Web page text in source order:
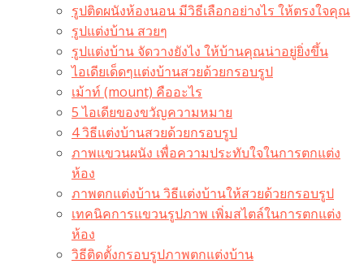
รูปติดผนังห้องนอน มีวิธีเลือกอย่างไร ให้ตรงใจคุณ
รูปแต่งบ้าน สวยๆ
รูปแต่งบ้าน จัดวางยังไง ให้บ้านคุณน่าอยู่ยิ่งขึ้น
ไอเดียเด็ดๆแต่งบ้านสวยด้วยกรอบรูป
เม้าท์ (mount) คืออะไร​
5 ไอเดียของขวัญความหมาย
4 วิธีแต่งบ้านสวยด้วยกรอบรูป
ภาพแขวนผนัง เพื่อความประทับใจในการตกแต่ง
ห้อง
ภาพตกแต่งบ้าน วิธีแต่งบ้านให้สวยด้วยกรอบรูป
เทคนิคการแขวนรูปภาพ เพิ่มสไตล์ในการตกแต่ง
ห้อง
วิธีติดตั้งกรอบรูปภาพตกแต่งบ้าน